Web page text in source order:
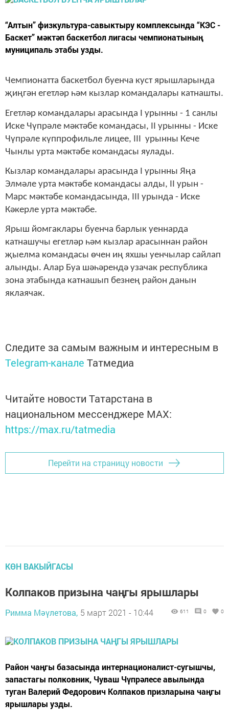
“Алтын” физкультура-савыктыру комплексында “КЭС -
Баскет” мәктәп баскетбол лигасы чемпионатының
муниципаль этабы узды.
Чемпионатта баскетбол буенча куст ярышларында
җиңгән егетләр һәм кызлар командалары катнашты.
Егетләр командалары арасында I урынны - 1 санлы
Иске Чүпрәле мәктәбе командасы, II урынны - Иске
Чүпрәле күппрофильле лицее, III урынны Кече
Чынлы урта мәктәбе командасы яулады.
Кызлар командалары арасында I урынны Яңа
Элмәле урта мәктәбе командасы алды, II урын -
Марс мәктәбе командасында, III урында - Иске
Кәкерле урта мәктәбе.
Ярыш йомгаклары буенча барлык уеннарда
катнашучы егетләр һәм кызлар арасыннан район
җыелма командасы өчен иң яхшы уенчылар сайлап
алынды. Алар Буа шәһәрендә узачак республика
зона этабында катнашып безнең район данын
яклаячак.
Следите за самым важным и интересным в
Telegram-канале Татмедиа
Читайте новости Татарстана в
национальном мессенджере MАХ:
https://max.ru/tatmedia
Перейти на страницу новости
КӨН ВАКЫЙГАСЫ
Колпаков призына чаңгы ярышлары
Римма Мәүлетова, 5 март 2021 - 10:44 611 0 0
Район чаңгы базасында интернационалист-сугышчы,
запастагы полковник, Чуваш Чүпрәлесе авылында
туган Валерий Федорович Колпаков призларына чаңгы
ярышлары узды.